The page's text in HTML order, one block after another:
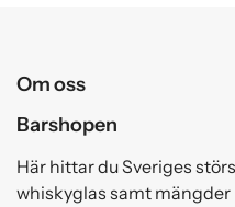
Om oss
Barshopen
Här hittar du Sveriges
whiskyglas samt mängder